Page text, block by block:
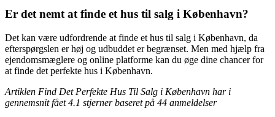
Er det nemt at finde et hus til salg i København?
Det kan være udfordrende at finde et hus til salg i København, da
efterspørgslen er høj og udbuddet er begrænset. Men med hjælp fra
ejendomsmæglere og online platforme kan du øge dine chancer for
at finde det perfekte hus i København.
Artiklen Find Det Perfekte Hus Til Salg i København har i
gennemsnit fået4.1 stjerner baseret på 44 anmeldelser